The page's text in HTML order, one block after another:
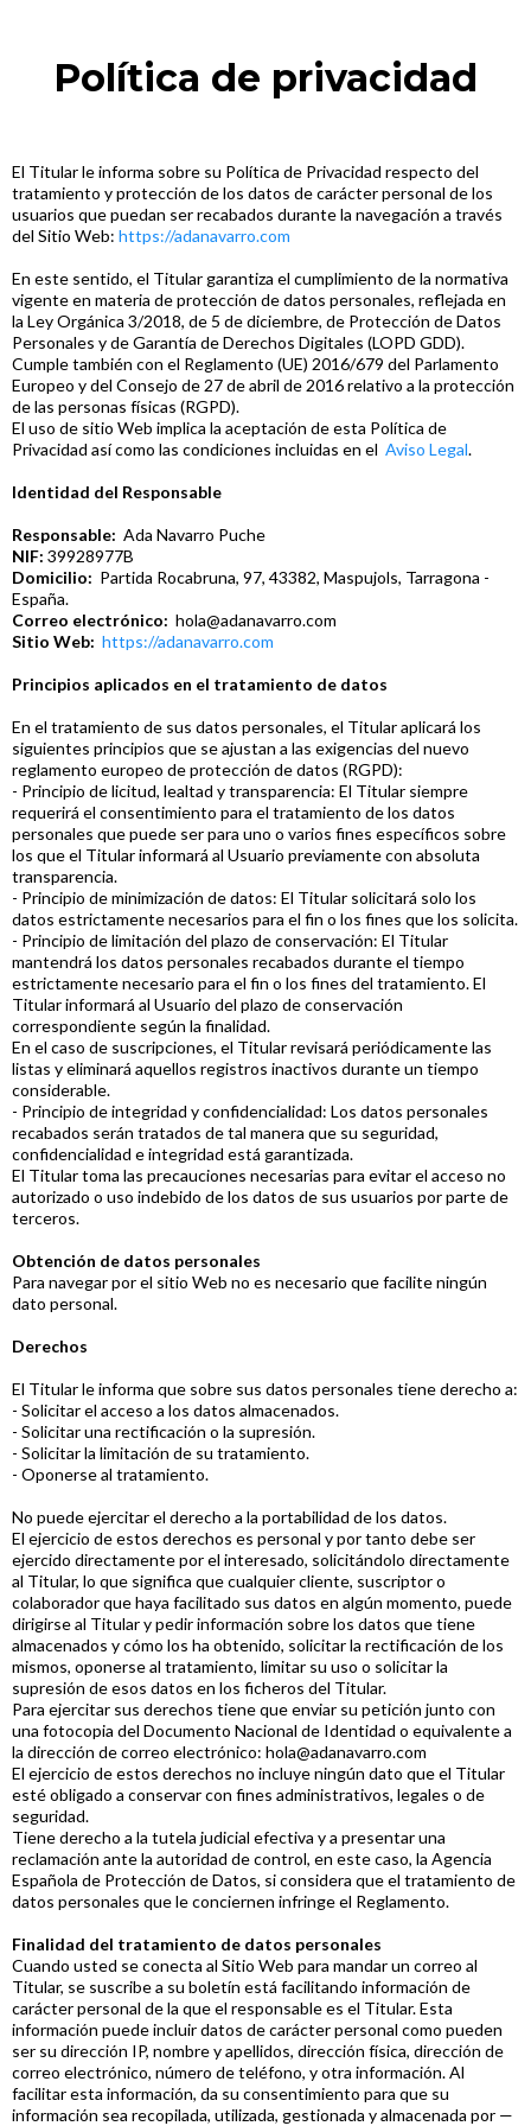
Política de privacidad
El Titular le informa sobre su Política de Privacidad respecto del
tratamiento y protección de los datos de carácter personal de los
usuarios que puedan ser recabados durante la navegación a través
del Sitio Web: https://adanavarro.com
En este sentido, el Titular garantiza el cumplimiento de la normativa
vigente en materia de protección de datos personales, reflejada en
la Ley Orgánica 3/2018, de 5 de diciembre, de Protección de Datos
Personales y de Garantía de Derechos Digitales (LOPD GDD).
Cumple también con el Reglamento (UE) 2016/679 del Parlamento
Europeo y del Consejo de 27 de abril de 2016 relativo a la protección
de las personas físicas (RGPD).
El uso de sitio Web implica la aceptación de esta Política de
Privacidad así como las condiciones incluidas en el Aviso Legal.
Identidad del Responsable
Responsable: Ada Navarro Puche
NIF: 39928977B
Domicilio: Partida Rocabruna, 97, 43382, Maspujols, Tarragona -
España.
Correo electrónico: hola@adanavarro.com
Sitio Web: https://adanavarro.com
Principios aplicados en el tratamiento de datos
En el tratamiento de sus datos personales, el Titular aplicará los
siguientes principios que se ajustan a las exigencias del nuevo
reglamento europeo de protección de datos (RGPD):
- Principio de licitud, lealtad y transparencia: El Titular siempre
requerirá el consentimiento para el tratamiento de los datos
personales que puede ser para uno o varios fines específicos sobre
los que el Titular informará al Usuario previamente con absoluta
transparencia.
- Principio de minimización de datos: El Titular solicitará solo los
datos estrictamente necesarios para el fin o los fines que los solicita.
- Principio de limitación del plazo de conservación: El Titular
mantendrá los datos personales recabados durante el tiempo
estrictamente necesario para el fin o los fines del tratamiento. El
Titular informará al Usuario del plazo de conservación
correspondiente según la finalidad.
En el caso de suscripciones, el Titular revisará periódicamente las
listas y eliminará aquellos registros inactivos durante un tiempo
considerable.
- Principio de integridad y confidencialidad: Los datos personales
recabados serán tratados de tal manera que su seguridad,
confidencialidad e integridad está garantizada.
El Titular toma las precauciones necesarias para evitar el acceso no
autorizado o uso indebido de los datos de sus usuarios por parte de
terceros.
Obtención de datos personales
Para navegar por el sitio Web no es necesario que facilite ningún
dato personal.
Derechos
El Titular le informa que sobre sus datos personales tiene derecho a:
- Solicitar el acceso a los datos almacenados.
- Solicitar una rectificación o la supresión.
- Solicitar la limitación de su tratamiento.
- Oponerse al tratamiento.
No puede ejercitar el derecho a la portabilidad de los datos.
El ejercicio de estos derechos es personal y por tanto debe ser
ejercido directamente por el interesado, solicitándolo directamente
al Titular, lo que significa que cualquier cliente, suscriptor o
colaborador que haya facilitado sus datos en algún momento, puede
dirigirse al Titular y pedir información sobre los datos que tiene
almacenados y cómo los ha obtenido, solicitar la rectificación de los
mismos, oponerse al tratamiento, limitar su uso o solicitar la
supresión de esos datos en los ficheros del Titular.
Para ejercitar sus derechos tiene que enviar su petición junto con
una fotocopia del Documento Nacional de Identidad o equivalente a
la dirección de correo electrónico: hola@adanavarro.com
El ejercicio de estos derechos no incluye ningún dato que el Titular
esté obligado a conservar con fines administrativos, legales o de
seguridad.
Tiene derecho a la tutela judicial efectiva y a presentar una
reclamación ante la autoridad de control, en este caso, la Agencia
Española de Protección de Datos, si considera que el tratamiento de
datos personales que le conciernen infringe el Reglamento.
Finalidad del tratamiento de datos personales
Cuando usted se conecta al Sitio Web para mandar un correo al
Titular, se suscribe a su boletín está facilitando información de
carácter personal de la que el responsable es el Titular. Esta
información puede incluir datos de carácter personal como pueden
ser su dirección IP, nombre y apellidos, dirección física, dirección de
correo electrónico, número de teléfono, y otra información. Al
facilitar esta información, da su consentimiento para que su
información sea recopilada, utilizada, gestionada y almacenada por —